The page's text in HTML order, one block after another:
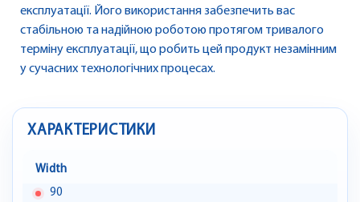
експлуатації. Його використання забезпечить вас
стабільною та надійною роботою протягом тривалого
терміну експлуатації, що робить цей продукт незамінним
у сучасних технологічних процесах.
ХАРАКТЕРИСТИКИ
Width
90